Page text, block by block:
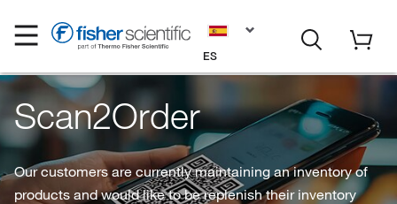
ES
Scan2Order
Our customers are currently maintaining an inventory of
products and would like to be replenish their inventory